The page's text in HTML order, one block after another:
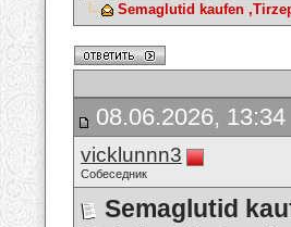
Semaglutid kaufen
08.06.2026, 13:34
vicklunnn3
Собеседник
Semaglutid